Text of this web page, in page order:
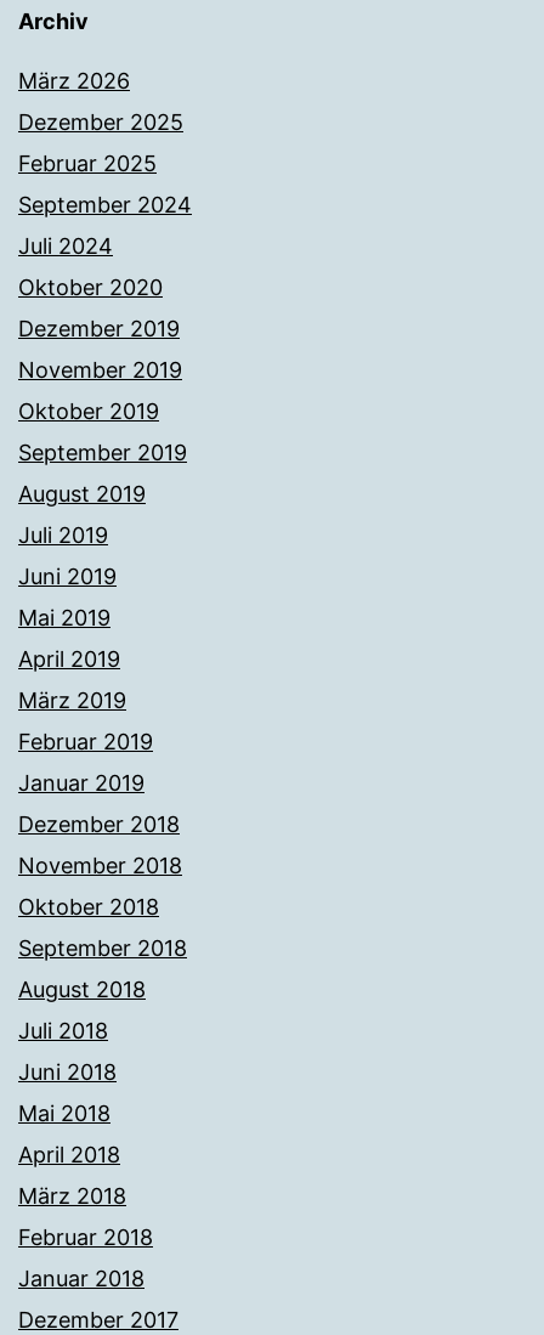
Archiv
März 2026
Dezember 2025
Februar 2025
September 2024
Juli 2024
Oktober 2020
Dezember 2019
November 2019
Oktober 2019
September 2019
August 2019
Juli 2019
Juni 2019
Mai 2019
April 2019
März 2019
Februar 2019
Januar 2019
Dezember 2018
November 2018
Oktober 2018
September 2018
August 2018
Juli 2018
Juni 2018
Mai 2018
April 2018
März 2018
Februar 2018
Januar 2018
Dezember 2017